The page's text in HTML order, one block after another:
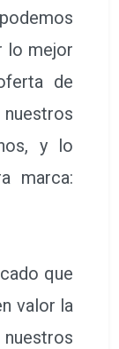
lo mejor
de
y lo
marca:
que
valor la